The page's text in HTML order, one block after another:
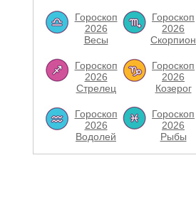
Гороскоп
2026
Весы
Гороскоп
2026
Скорпион
Гороскоп
2026
Стрелец
Гороскоп
2026
Козерог
Гороскоп
2026
Водолей
Гороскоп
2026
Рыбы